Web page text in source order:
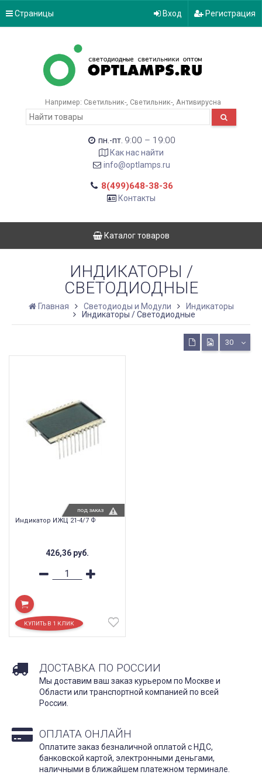
Страницы Вход Регистрация
Например: Светильник- Светильник- Антивирусна
пн.-пт. 9:00 – 19:00
Как нас найти
info@optlamps.ru
8(499)648-38-36
Контакты
Каталог товаров
ИНДИКАТОРЫ /
CВЕТОДИОДНЫЕ
Главная Светодиоды и Модули
Индикаторы
Индикаторы / Cветодиодные
30
Индикатор ИЖЦ 21-4/7 Ф
426,36 руб.
ПОД ЗАКАЗ
ДОСТАВКА ПО РОССИИ
Мы доставим ваш заказ курьером по Москве и
Области или транспортной компанией по всей
России.
ОПЛАТА ОНЛАЙН
Оплатите заказ безналичной оплатой с НДС,
банковской картой, электронными деньгами,
наличными в ближайшем платежном терминале.